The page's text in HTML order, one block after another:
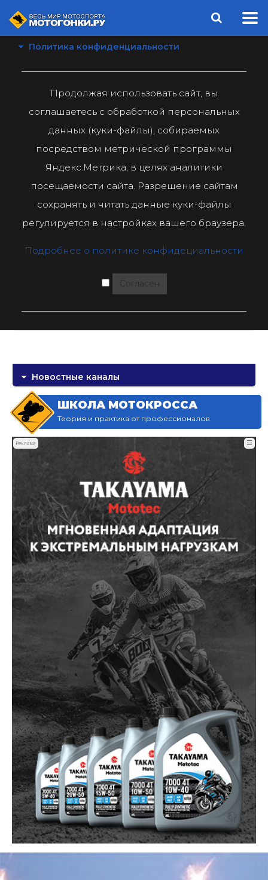
Политика конфиденциальности
Продолжая использовать сайт, вы
соглашаетесь с обработкой персональных
данных (куки-файлы), собираемых
посредством метрической программы
Яндекс.Метрика, в целях аналитики
посещаемости сайта. Разрешение сайтам
сохранять и читать данные куки-файлы
регулируется в настройках вашего браузера.
Подробнее о политике конфидециальности
Согласен
Новостные каналы
ШКОЛА МОТОКРОССА
Теория и практика от профессионалов
Реклама ☰